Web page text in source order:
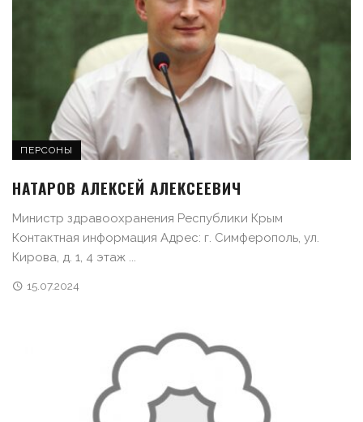
ПЕРСОНЫ
НАТАРОВ АЛЕКСЕЙ АЛЕКСЕЕВИЧ
Министр здравоохранения Республики Крым
Контактная информация Адрес: г. Симферополь, ул.
Кирова, д. 1, 4 этаж ...
15.07.2024